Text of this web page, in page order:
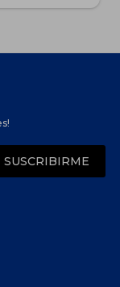
SUSCRIBIRME